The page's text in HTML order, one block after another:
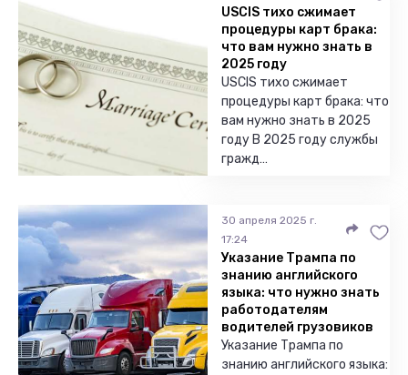
USCIS тихо сжимает
процедуры карт брака:
что вам нужно знать в
2025 году
USCIS тихо сжимает
процедуры карт брака: что
вам нужно знать в 2025
году В 2025 году службы
гражд…
30 апреля 2025 г.
17:24
Указание Трампа по
знанию английского
языка: что нужно знать
работодателям
водителей грузовиков
Указание Трампа по
знанию английского языка: